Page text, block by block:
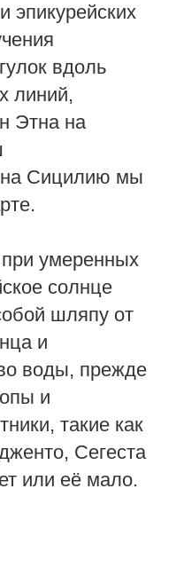
эпикурейских
вдоль
линий,
Этна на
на Сицилию мы
умеренных
солнце
шляпу от
и
воды, прежде
и
такие как
Сегеста
или её мало.